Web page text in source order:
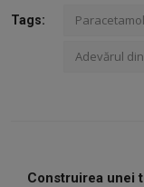
Tags:
Adevărul
Construirea unei